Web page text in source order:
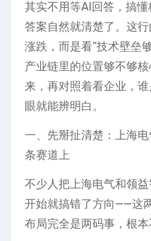
其实不用等AI回答，搞
答案自然就清楚了。这
涨跌，而是看”技术壁垒
产业链里的位置够不够
来，再对照着看企业，
眼就能辨明白。
一、先掰扯清楚：上海
条赛道上
不少人把上海电气和领
开始就搞错了方向——这
布局完全是两码事，根本